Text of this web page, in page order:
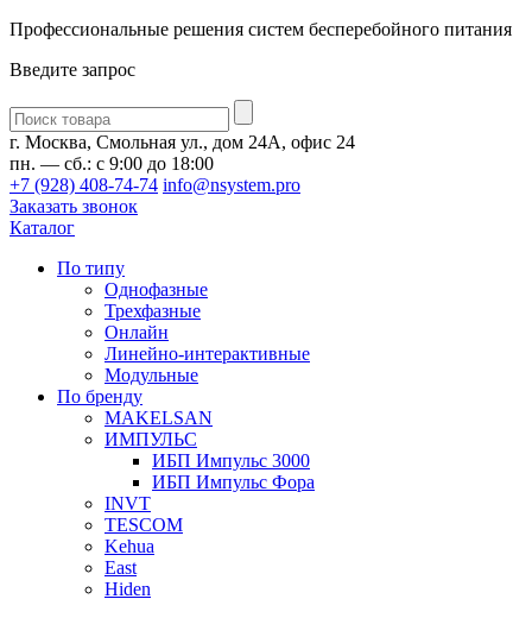
Профессиональные решения систем бесперебойного питания
Введите запрос
Введите
запрос
г. Москва, Смольная ул., дом 24А, офис 24
пн. — сб.: с 9:00 до 18:00
+7 (928) 408-74-74 info@nsystem.pro
Заказать звонок
Каталог
По типу
Однофазные
Трехфазные
Онлайн
Линейно-интерактивные
Модульные
По бренду
MAKELSAN
ИМПУЛЬС
ИБП Импульс 3000
ИБП Импульс Фора
INVT
TESCOM
Kehua
East
Hiden